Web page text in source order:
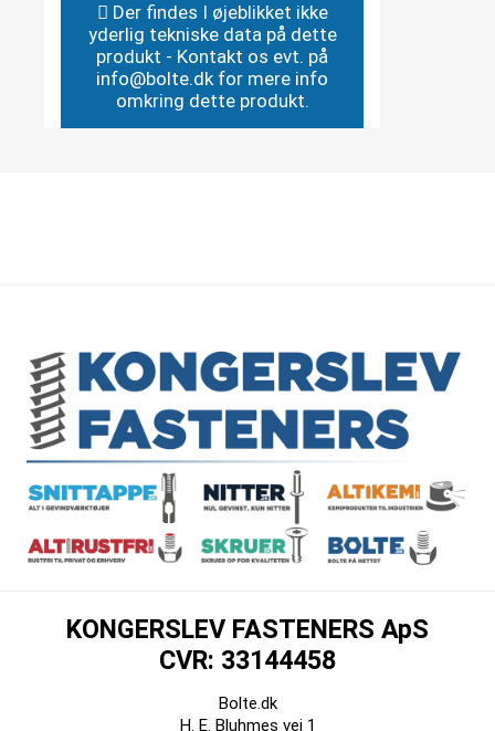
Der findes I øjeblikket ikke
yderlig tekniske data på dette
produkt - Kontakt os evt. på
info@bolte.dk for mere info
omkring dette produkt.
KONGERSLEV FASTENERS ApS
CVR: 33144458
Bolte.dk
H. E. Bluhmes vej 1